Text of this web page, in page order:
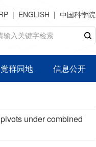
ENGLISH 中国科学院
党群园地 信息公开
under combined